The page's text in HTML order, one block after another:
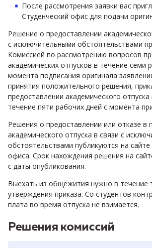
После рассмотрения заявки вас
Студенческий офис для подачи
Решение о предоставлении
с исключительными обстоятельствами
Комиссией по рассмотрению вопросов
академических отпусков в течение семи
момента подписания оригинала
принятия положительного решения,
предоставлении академического
течение пяти рабочих дней с момента
Решения о предоставлении или отказе в
академического отпуска в связи с
обстоятельствами публикуются на сайте
офиса. Срок нахождения решения на
с даты опубликования.
Выехать из общежития нужно в течение
утверждения приказа. Со студентов
плата во время отпуска не взимается.
Решения комиссий